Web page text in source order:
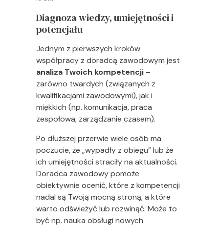
Diagnoza wiedzy, umiejętności i
potencjału
Jednym z pierwszych kroków
współpracy z doradcą zawodowym jest
analiza Twoich kompetencji –
zarówno twardych (związanych z
kwalifikacjami zawodowymi), jak i
miękkich (np. komunikacja, praca
zespołowa, zarządzanie czasem).
Po dłuższej przerwie wiele osób ma
poczucie, że „wypadły z obiegu” lub że
ich umiejętności straciły na aktualności.
Doradca zawodowy pomoże
obiektywnie ocenić, które z kompetencji
nadal są Twoją mocną stroną, a które
warto odświeżyć lub rozwinąć. Może to
być np. nauka obsługi nowych